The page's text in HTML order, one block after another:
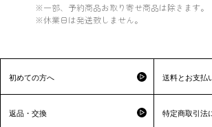
※一部、予約商品お取り寄せ商品は除きます。
※休業日は発送致しません。
初めての方へ 送料とお支払
返品・交換 特定商取引法